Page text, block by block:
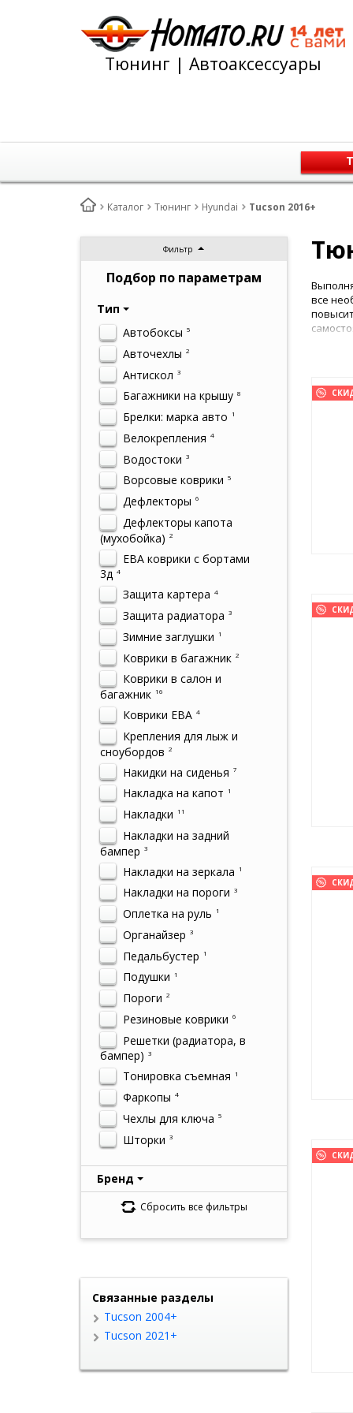
Тюнинг | Автоаксессуары
Каталог Тюнинг Hyundai Tucson 2016+
Фильтр
Подбор по параметрам
Тип
Автобоксы 5
Авточехлы 2
Антискол 3
Багажники на крышу 8
Брелки: марка авто 1
Велокрепления 4
Водостоки 3
Ворсовые коврики 5
Дефлекторы 6
Дефлекторы капота
(мухобойка) 2
ЕВА коврики с бортами
3д 4
Защита картера 4
Защита радиатора 3
Зимние заглушки 1
Коврики в багажник 2
Коврики в салон и
багажник 16
Коврики ЕВА 4
Крепления для лыж и
сноубордов 2
Накидки на сиденья 7
Накладка на капот 1
Накладки 11
Накладки на задний
бампер 3
Накладки на зеркала 1
Накладки на пороги 3
Оплетка на руль 1
Органайзер 3
Педальбустер 1
Подушки 1
Пороги 2
Резиновые коврики 6
Решетки (радиатора, в
бампер) 3
Тонировка съемная 1
Фаркопы 4
Чехлы для ключа 5
Шторки 3
Бренд
Сбросить все фильтры
Связанные разделы
Tucson 2004+
Tucson 2021+
все